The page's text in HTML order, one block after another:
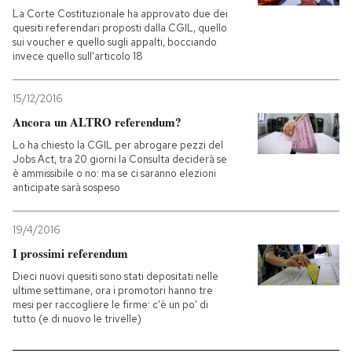
AREA PERSONALE
Entra
La Corte Costituzionale ha approvato due dei
quesiti referendari proposti dalla CGIL, quello
sui voucher e quello sugli appalti, bocciando
invece quello sull'articolo 18
15/12/2016
Ancora un ALTRO referendum?
Lo ha chiesto la CGIL per abrogare pezzi del
Jobs Act, tra 20 giorni la Consulta deciderà se
è ammissibile o no: ma se ci saranno elezioni
anticipate sarà sospeso
19/4/2016
I prossimi referendum
Dieci nuovi quesiti sono stati depositati nelle
ultime settimane, ora i promotori hanno tre
mesi per raccogliere le firme: c'è un po' di
tutto (e di nuovo le trivelle)